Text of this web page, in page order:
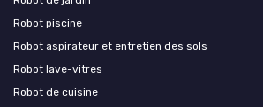
Robot piscine
Robot aspirateur et entretien des sols
Robot lave-vitres
Robot de cuisine